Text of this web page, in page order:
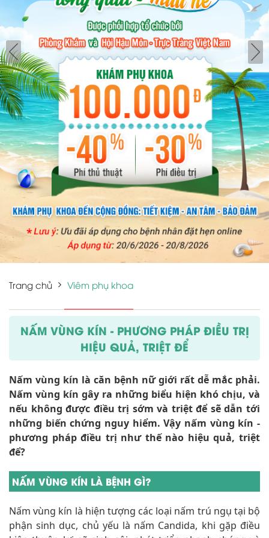
Trang chủ Viêm phụ khoa
NẤM VÙNG KÍN - PHƯƠNG PHÁP ĐIỀU TRỊ
HIỆU QUẢ, TRIỆT ĐỂ
Nấm vùng kín là căn bệnh nữ giới rất dễ mắc phải.
Nấm vùng kín gây ra những biểu hiện khó chịu, và
nếu không được điều trị sớm và triệt để sẽ dẫn tới
những biến chứng nguy hiểm. Vậy nấm vùng kín -
phương pháp điều trị như thế nào hiệu quả, triệt
để?
NẤM VÙNG KÍN LÀ BỆNH GÌ?
Nấm vùng kín là hiện tượng các loại nấm trú ngụ tại bộ
phận sinh dục, chủ yếu là nấm Candida, khi gặp điều